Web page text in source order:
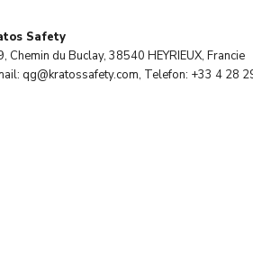
Safety
Chemin du Buclay, 38540 HEYRIEUX, Francie
qg@kratossafety.com, Telefon: +33 4 28